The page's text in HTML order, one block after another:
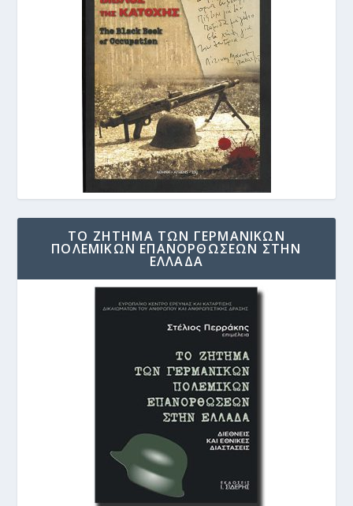
ΤΟ ΖΗΤΗΜΑ ΤΩΝ ΓΕΡΜΑΝΙΚΩΝ
ΠΟΛΕΜΙΚΩΝ ΕΠΑΝΟΡΘΩΣΕΩΝ ΣΤΗΝ
ΕΛΛΑΔΑ